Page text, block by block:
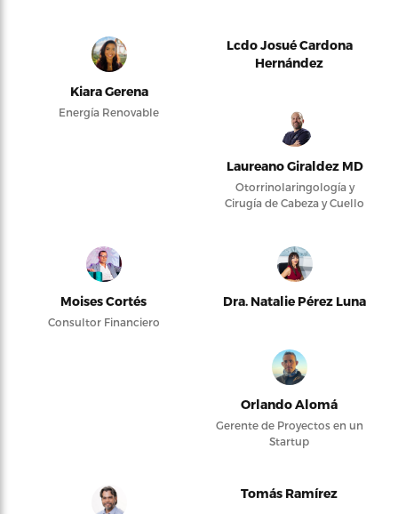
Kiara Gerena
Energía Renovable
Lcdo Josué Cardona
Hernández
Laureano Giraldez MD
Otorrinolaringología y
Cirugía de Cabeza y Cuello
Moises Cortés
Consultor Financiero
Dra. Natalie Pérez Luna
Orlando Alomá
Gerente de Proyectos en un
Startup
Tomás Ramírez